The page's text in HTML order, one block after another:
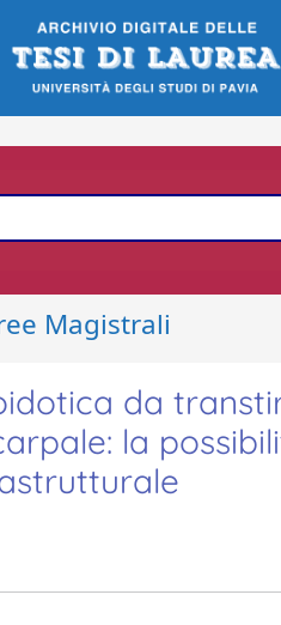
Magistrali
da
la